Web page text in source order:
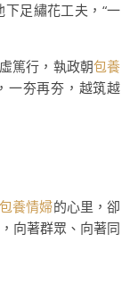
足繡花工夫，“一
篤行，執政朝包養
一夯再夯，越筑越
包養情婦的心里，卻
向著群眾、向著同